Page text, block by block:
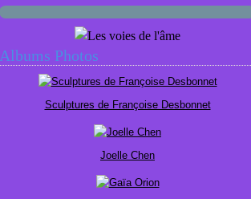
Albums Photos
Sculptures de Françoise Desbonnet
Joelle Chen